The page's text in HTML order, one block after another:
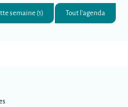
semaine (1) Tout l'agenda